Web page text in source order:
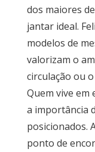
Novidades
Móveis
Sobre
Contato
dos maiores
jantar ideal.
modelos de
valorizam o
circulação ou
Quem vive em
a importância
posicionados.
ponto de